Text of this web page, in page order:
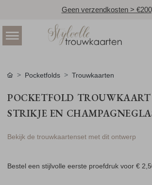
Geen verzendkosten >
Pocketfolds Trouwkaarten
POCKETFOLD
STRIKJE EN
Bekijk de trouwkaartenset met dit ontwerp
Bestel een stijlvolle eerste proefdruk voor €